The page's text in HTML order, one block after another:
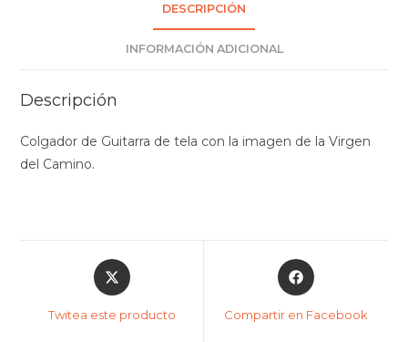
DESCRIPCIÓN
INFORMACIÓN ADICIONAL
Descripción
Colgador de Guitarra de tela con la imagen de la Virgen
del Camino.
Twitea este producto Compartir en Facebook